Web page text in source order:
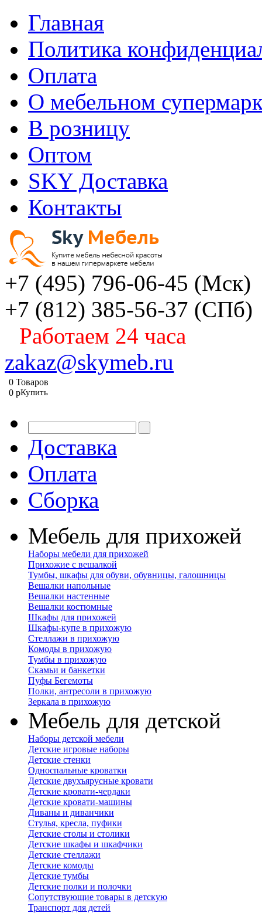
Главная
Политика
Оплата
О мебельном
В розницу
Оптом
SKY Доставка
Контакты
+7 (495) 796-06-45 (Мск)
+7 (812) 385-56-37 (СПб)
Работаем 24 часа
zakaz@skymeb.ru
0 Товаров
0 pКупить
Доставка
Оплата
Сборка
Мебель для прихожей
Наборы мебели для прихожей
Прихожие с вешалкой
Тумбы, шкафы для обуви, обувницы, галошницы
Вешалки напольные
Вешалки настенные
Вешалки костюмные
Шкафы для прихожей
Шкафы-купе в прихожую
Стеллажи в прихожую
Комоды в прихожую
Тумбы в прихожую
Скамьи и банкетки
Пуфы Бегемоты
Полки, антресоли в прихожую
Зеркала в прихожую
Мебель для детской
Наборы детской мебели
Детские игровые наборы
Детские стенки
Односпальные кроватки
Детские двухъярусные кровати
Детские кровати-чердаки
Детские кровати-машины
Диваны и диванчики
Стулья, кресла, пуфики
Детские столы и столики
Детские шкафы и шкафчики
Детские стеллажи
Детские комоды
Детские тумбы
Детские полки и полочки
Сопутствующие товары в детскую
Транспорт для детей